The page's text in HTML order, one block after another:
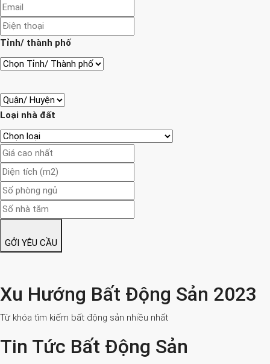
Tỉnh/ thành phố
Loại nhà đất
GỞI YÊU CẦU
Xu Hướng Bất Động Sản 2023
Từ khóa tìm kiếm bất động sản nhiều nhất
Tin Tức Bất Động Sản